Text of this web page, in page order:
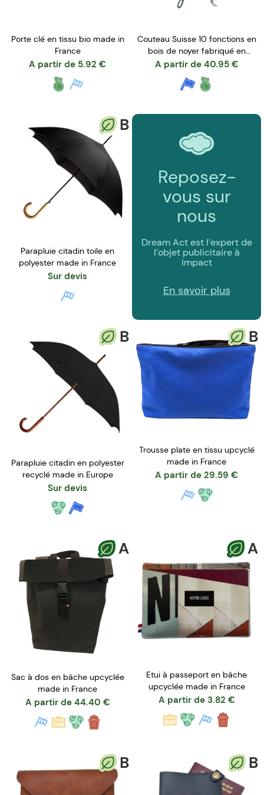
Porte clé en tissu bio made in
France
A partir de 5.92 €
Couteau Suisse 10 fonctions en
bois de noyer fabriqué en
Suisse
A partir de 40.95 €
B
Parapluie citadin toile en
polyester made in France
Sur devis
Reposez-
vous sur
nous
Dream Act est l’expert de
l’objet publicitaire à
impact
En savoir plus
B
Parapluie citadin en polyester
recyclé made in Europe
Sur devis
B
Trousse plate en tissu upcyclé
made in France
A partir de 29.59 €
A
Sac à dos en bâche upcyclée
made in France
A partir de 44.40 €
A
Etui à passeport en bâche
upcyclée made in France
A partir de 3.82 €
B B